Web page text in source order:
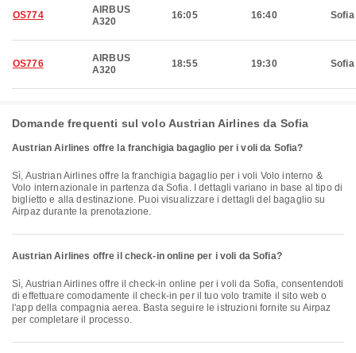
OS774
AIRBUS
A320
16:05 16:40 Sofia
OS776
AIRBUS
A320
18:55 19:30 Sofia
Domande frequenti sul volo Austrian Airlines da Sofia
Austrian Airlines offre la franchigia bagaglio per i voli da Sofia?
Sì, Austrian Airlines offre la franchigia bagaglio per i voli Volo interno &
Volo internazionale in partenza da Sofia. I dettagli variano in base al tipo di
biglietto e alla destinazione. Puoi visualizzare i dettagli del bagaglio su
Airpaz durante la prenotazione.
Austrian Airlines offre il check-in online per i voli da Sofia?
Sì, Austrian Airlines offre il check-in online per i voli da Sofia, consentendoti
di effettuare comodamente il check-in per il tuo volo tramite il sito web o
l'app della compagnia aerea. Basta seguire le istruzioni fornite su Airpaz
per completare il processo.